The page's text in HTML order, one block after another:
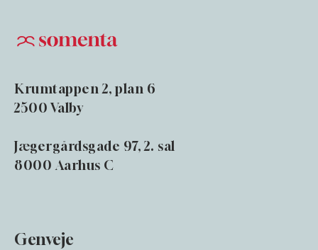
Krumtappen 2, plan 6
2500 Valby
Jægergårdsgade 97, 2. sal
8000 Aarhus C
Genveje